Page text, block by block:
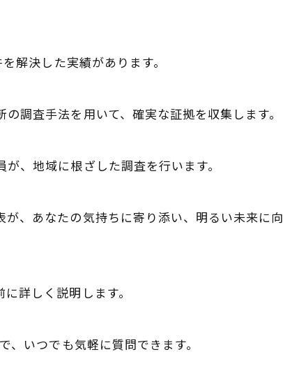
解決した実績があります。
調査手法を用いて、確実な証拠を収集します。
、地域に根ざした調査を行います。
が、あなたの気持ちに寄り添い、明るい未来に向
詳しく説明します。
、いつでも気軽に質問できます。